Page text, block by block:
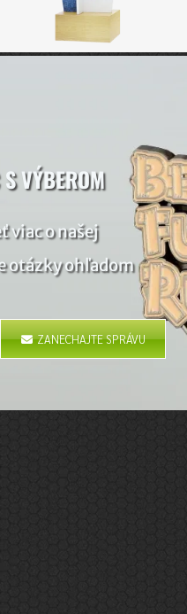
VÝBEROM
viac o našej
otázky ohľadom
ZANECHAJTE SPRÁVU